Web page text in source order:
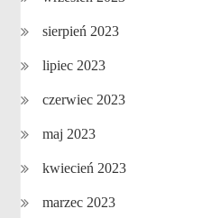
sierpień 2023
lipiec 2023
czerwiec 2023
maj 2023
kwiecień 2023
marzec 2023